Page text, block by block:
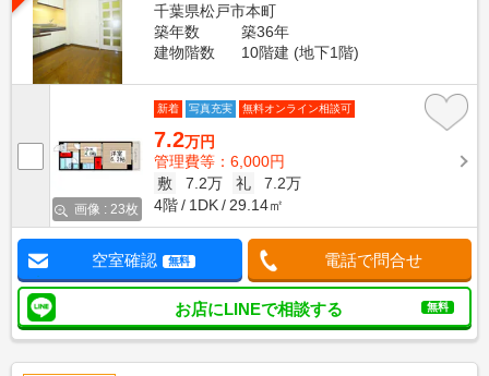
千葉県松戸市本町
築年数
築36年
建物階数
10階建 (地下1階)
画像 : 23枚
新着 写真充実 無料オンライン相談可
7.2万円
管理費等：6,000円
敷
7.2万 礼
7.2万
4階
1DK 29.14㎡
空室確認 無料 電話で問合せ
お店にLINEで相談する 無料